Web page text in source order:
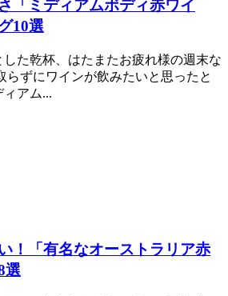
「ミディアムボディ赤ワイ
10選
た乾杯、はたまたお疲れ様の週末な
らずにワインが飲みたいと思ったと
アム...
！「有名なオーストラリア赤
選